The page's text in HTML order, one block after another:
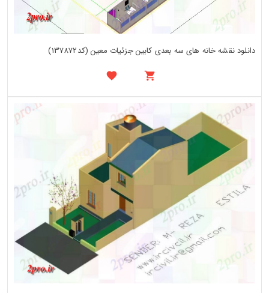
دانلود نقشه خانه های سه بعدی کابین جزئیات معین (کد137872)